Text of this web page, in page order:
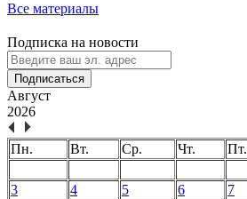
Все материалы
Подписка на новости
Подписаться
Август
2026
Пн. Вт. Ср. Чт. Пт.
3
4 5 6 7